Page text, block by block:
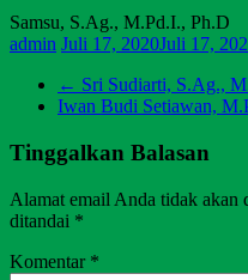
Samsu, S.Ag., M.Pd.I., Ph.D
admin Juli 17, 2020Juli 17,
← Sri Sudiarti, S.Ag.,
Iwan Budi Setiawan,
Tinggalkan Balasan
Alamat email Anda tidak akan
ditandai *
Komentar *